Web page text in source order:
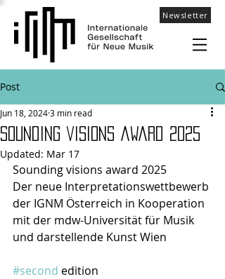
Newsletter
Post
Sounding visions award 2025
Jun 18, 20243 min read
Updated: Mar 17
Sounding visions award 2025
Der neue Interpretationswettbewerb
der IGNM Österreich in Kooperation
mit der mdw-Universität für Musik
und darstellende Kunst Wien
#second edition